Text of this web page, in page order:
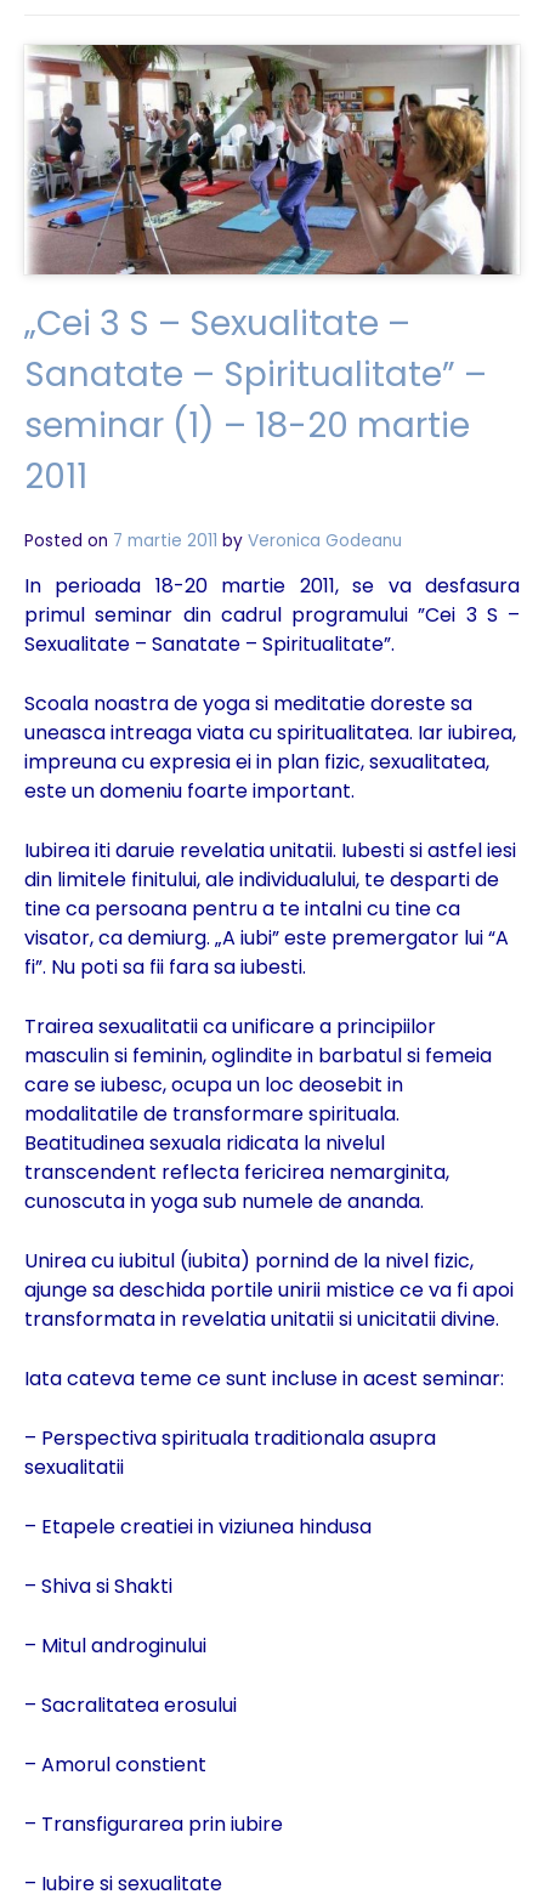
S
–
Sexualitate
–
Sanatate
–
Spiritualitate”
–
seminar
(2)
mai
2011
„Cei 3 S – Sexualitate –
Sanatate – Spiritualitate” –
seminar (1) – 18-20 martie
2011
Posted on 7 martie 2011 by Veronica Godeanu
In perioada 18-20 martie 2011, se va desfasura
primul seminar din cadrul programului ”Cei 3 S –
Sexualitate – Sanatate – Spiritualitate”.
Scoala noastra de yoga si meditatie doreste sa
uneasca intreaga viata cu spiritualitatea. Iar iubirea,
impreuna cu expresia ei in plan fizic, sexualitatea,
este un domeniu foarte important.
Iubirea iti daruie revelatia unitatii. Iubesti si astfel iesi
din limitele finitului, ale individualului, te desparti de
tine ca persoana pentru a te intalni cu tine ca
visator, ca demiurg. „A iubi” este premergator lui “A
fi”. Nu poti sa fii fara sa iubesti.
Trairea sexualitatii ca unificare a principiilor
masculin si feminin, oglindite in barbatul si femeia
care se iubesc, ocupa un loc deosebit in
modalitatile de transformare spirituala.
Beatitudinea sexuala ridicata la nivelul
transcendent reflecta fericirea nemarginita,
cunoscuta in yoga sub numele de ananda.
Unirea cu iubitul (iubita) pornind de la nivel fizic,
ajunge sa deschida portile unirii mistice ce va fi apoi
transformata in revelatia unitatii si unicitatii divine.
Iata cateva teme ce sunt incluse in acest seminar:
– Perspectiva spirituala traditionala asupra
sexualitatii
– Etapele creatiei in viziunea hindusa
– Shiva si Shakti
– Mitul androginului
– Sacralitatea erosului
– Amorul constient
– Transfigurarea prin iubire
– Iubire si sexualitate